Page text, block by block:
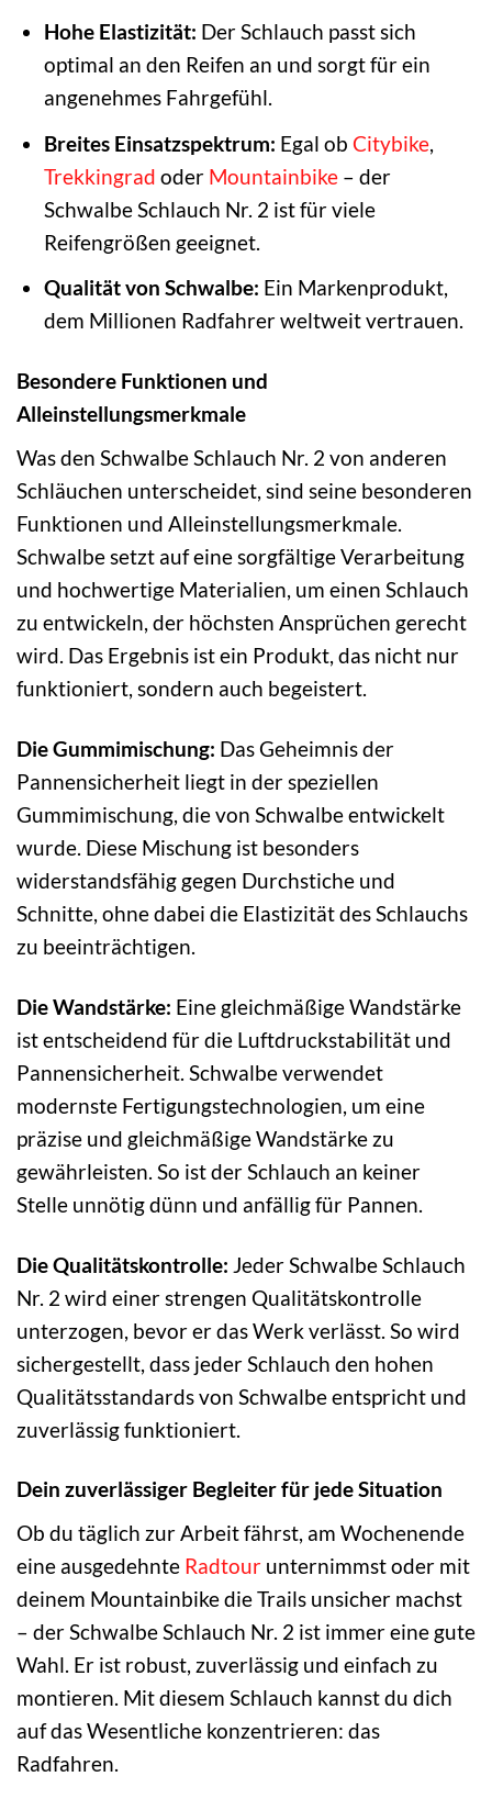
Hohe Elastizität: Der Schlauch passt sich
optimal an den Reifen an und sorgt für ein
angenehmes Fahrgefühl.
Breites Einsatzspektrum: Egal ob Citybike,
Trekkingrad oder Mountainbike– der
Schwalbe Schlauch Nr. 2 ist für viele
Reifengrößen geeignet.
Qualität von Schwalbe: Ein Markenprodukt,
dem Millionen Radfahrer weltweit vertrauen.
Besondere Funktionen und
Alleinstellungsmerkmale
Was den Schwalbe Schlauch Nr. 2 von anderen
Schläuchen unterscheidet, sind seine besonderen
Funktionen und Alleinstellungsmerkmale.
Schwalbe setzt auf eine sorgfältige Verarbeitung
und hochwertige Materialien, um einen Schlauch
zu entwickeln, der höchsten Ansprüchen gerecht
wird. Das Ergebnis ist ein Produkt, das nicht nur
funktioniert, sondern auch begeistert.
Die Gummimischung: Das Geheimnis der
Pannensicherheit liegt in der speziellen
Gummimischung, die von Schwalbe entwickelt
wurde. Diese Mischung ist besonders
widerstandsfähig gegen Durchstiche und
Schnitte, ohne dabei die Elastizität des Schlauchs
zu beeinträchtigen.
Die Wandstärke: Eine gleichmäßige Wandstärke
ist entscheidend für die Luftdruckstabilität und
Pannensicherheit. Schwalbe verwendet
modernste Fertigungstechnologien, um eine
präzise und gleichmäßige Wandstärke zu
gewährleisten. So ist der Schlauch an keiner
Stelle unnötig dünn und anfällig für Pannen.
Die Qualitätskontrolle: Jeder Schwalbe Schlauch
Nr. 2 wird einer strengen Qualitätskontrolle
unterzogen, bevor er das Werk verlässt. So wird
sichergestellt, dass jeder Schlauch den hohen
Qualitätsstandards von Schwalbe entspricht und
zuverlässig funktioniert.
Dein zuverlässiger Begleiter für jede Situation
Ob du täglich zur Arbeit fährst, am Wochenende
eine ausgedehnte Radtour unternimmst oder mit
deinem Mountainbike die Trails unsicher machst
– der Schwalbe Schlauch Nr. 2 ist immer eine gute
Wahl. Er ist robust, zuverlässig und einfach zu
montieren. Mit diesem Schlauch kannst du dich
auf das Wesentliche konzentrieren: das
Radfahren.